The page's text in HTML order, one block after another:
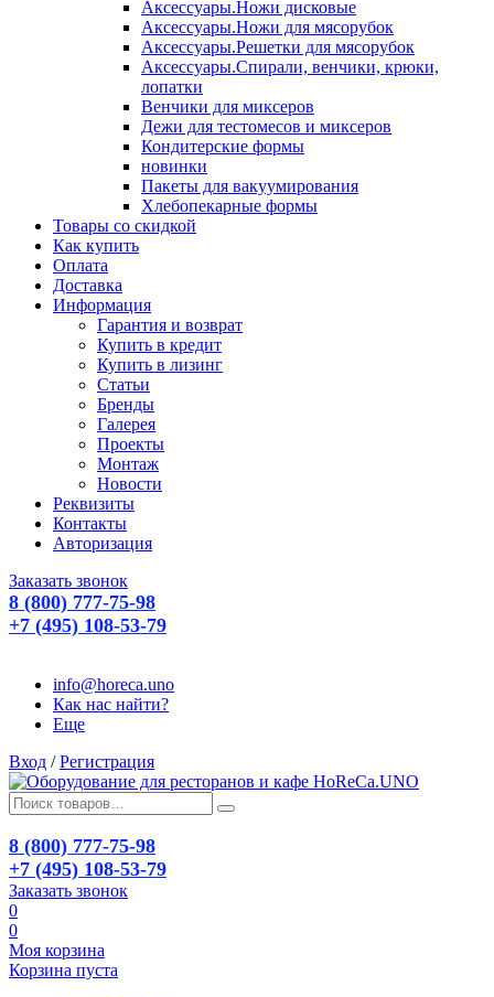
Аксессуары.Ножи дисковые
Аксессуары.Ножи для мясорубок
Аксессуары.Решетки для мясорубок
Аксессуары.Спирали, венчики, крюки,
лопатки
Венчики для миксеров
Дежи для тестомесов и миксеров
Кондитерские формы
новинки
Пакеты для вакуумирования
Хлебопекарные формы
Товары со скидкой
Как купить
Оплата
Доставка
Информация
Гарантия и возврат
Купить в кредит
Купить в лизинг
Статьи
Бренды
Галерея
Проекты
Монтаж
Новости
Реквизиты
Контакты
Авторизация
Заказать звонок
8 (800) 777-75-98
+7 (495) 108-53-79
info@horeca.uno
Как нас найти?
Еще
Вход / Регистрация
8 (800) 777-75-98
+7 (495) 108-53-79
Заказать звонок
0
0
Моя корзина
Корзина пуста